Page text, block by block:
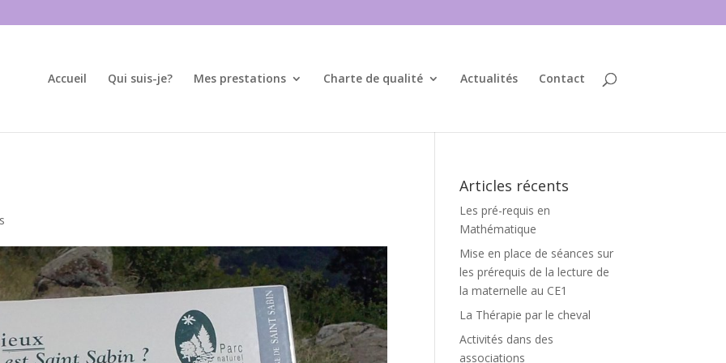
Accueil Qui suis-je? Mes prestations Charte de qualité Actualités Contact
Articles récents
Les pré-requis en
Mathématique
Mise en place de séances sur
les prérequis de la lecture de
la maternelle au CE1
La Thérapie par le cheval
Activités dans des
associations